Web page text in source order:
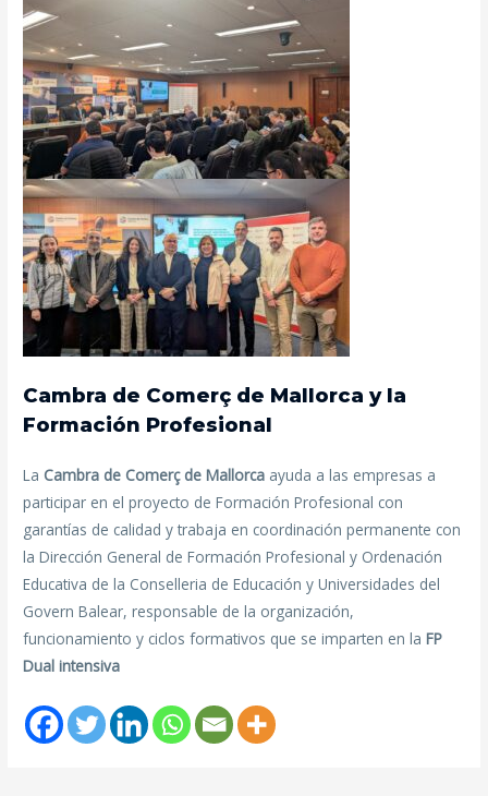
Cambra de Comerç de Mallorca y la
Formación Profesional
La Cambra de Comerç de Mallorca ayuda a las empresas a
participar en el proyecto de Formación Profesional con
garantías de calidad y trabaja en coordinación permanente con
la Dirección General de Formación Profesional y Ordenación
Educativa de la Conselleria de Educación y Universidades del
Govern Balear, responsable de la organización,
funcionamiento y ciclos formativos que se imparten en laFP
Dual intensiva